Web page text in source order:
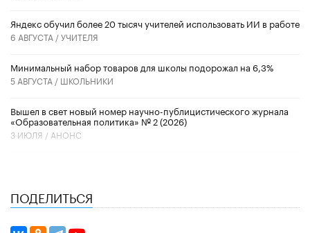
​Яндекс обучил более 20 тысяч учителей использовать ИИ в работе
6 АВГУСТА /УЧИТЕЛЯ
Минимальный набор товаров для школы подорожал на 6,3%
5 АВГУСТА / ШКОЛЬНИКИ
Вышел в свет новый номер научно-публицистического журнала
«Образовательная политика» № 2 (2026)
3 ИЮЛЯ / АНОНС
ПОДЕЛИТЬСЯ